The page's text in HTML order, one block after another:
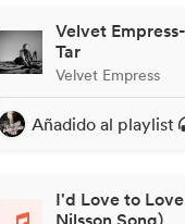
Velvet
Tar
Velvet Empress
Añadido al playlist
I'd Love to Love